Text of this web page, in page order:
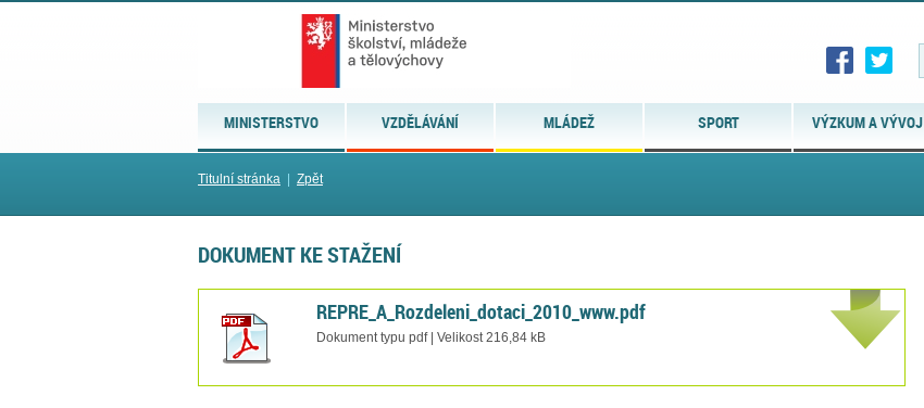
MINISTERSTVO VZDĚLÁVÁNÍ MLÁDEŽ SPORT VÝZKUM A VÝVOJ
Titulní stránka Zpět
DOKUMENT KE STAŽENÍ
REPRE_A_Rozdeleni_dotaci_2010_www.pdf
Dokument typu pdf | Velikost 216,84 kB